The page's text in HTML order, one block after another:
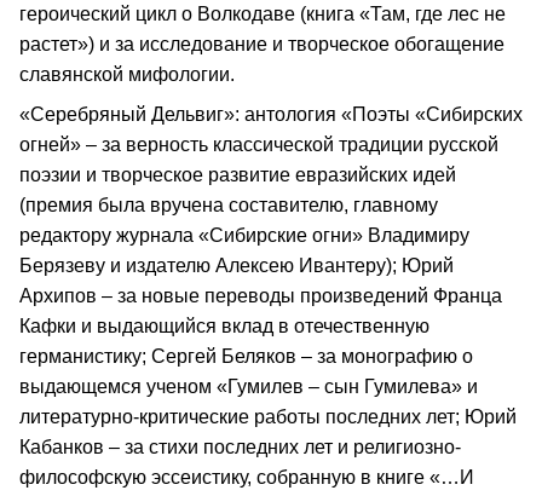
героический цикл о Волкодаве (книга «Там, где лес не
растет») и за исследование и творческое обогащение
славянской мифологии.
«Серебряный Дельвиг»: антология «Поэты «Сибирских
огней» – за верность классической традиции русской
поэзии и творческое развитие евразийских идей
(премия была вручена составителю, главному
редактору журнала «Сибирские огни» Владимиру
Берязеву и издателю Алексею Ивантеру); Юрий
Архипов – за новые переводы произведений Франца
Кафки и выдающийся вклад в отечественную
германистику; Сергей Беляков – за монографию о
выдающемся ученом «Гумилев – сын Гумилева» и
литературно-критические работы последних лет; Юрий
Кабанков – за стихи последних лет и религиозно-
философскую эссеистику, собранную в книге «…И